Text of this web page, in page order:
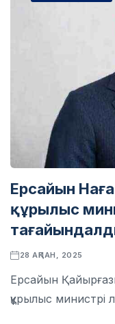
Ерсайын
құрылыс
28 АҚПАН, 2025
Ерсайын
құрылыс